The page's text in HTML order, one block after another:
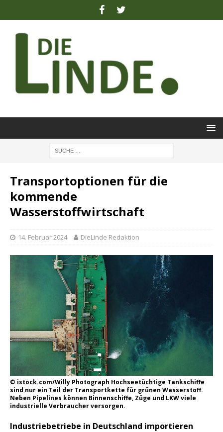
Transportoptionen für die
kommende
Wasserstoffwirtschaft
14. Februar 2024 DieLinde Redaktion
© istock.com/Willy Photograph Hochseetüchtige Tankschiffe
sind nur ein Teil der Transportkette für grünen Wasserstoff.
Neben Pipelines können Binnenschiffe, Züge und LKW viele
industrielle Verbraucher versorgen.
Industriebetriebe in Deutschland importieren